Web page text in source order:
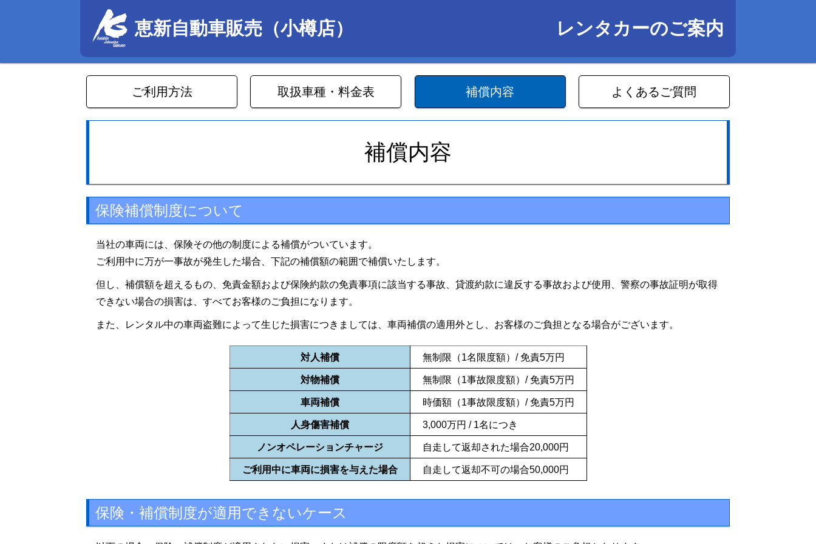
恵新自動車販売（小樽店） レンタカーのご案内
ご利用方法 取扱車種・料金表 補償内容 よくあるご質問
補償内容
保険補償制度について
当社の車両には、保険その他の制度による補償がついています。
ご利用中に万が一事故が発生した場合、下記の補償額の範囲で補償いたします。
但し、補償額を超えるもの、免責金額および保険約款の免責事項に該当する事故、貸渡約款に違反する事故および使用、警察の事故証明が取得
できない場合の損害は、すべてお客様のご負担になります。
また、レンタル中の車両盗難によって生じた損害につきましては、車両補償の適用外とし、お客様のご負担となる場合がございます。
対人補償 無制限（1名限度額）/ 免責5万円
対物補償 無制限（1事故限度額）/ 免責5万円
車両補償 時価額（1事故限度額）/ 免責5万円
人身傷害補償 3,000万円 / 1名につき
ノンオペレーションチャージ 自走して返却された場合20,000円
ご利用中に車両に損害を与えた場合 自走して返却不可の場合50,000円
保険・補償制度が適用できないケース